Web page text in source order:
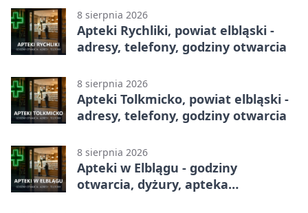
8 sierpnia 2026
Apteki Rychliki, powiat elbląski -
adresy, telefony, godziny otwarcia
8 sierpnia 2026
Apteki Tolkmicko, powiat elbląski -
adresy, telefony, godziny otwarcia
8 sierpnia 2026
Apteki w Elblągu - godziny
otwarcia, dyżury, apteka